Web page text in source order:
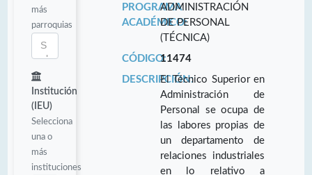
más
parroquias
Institución
(IEU)
Selecciona
una o
más
instituciones
PROGRAMA
ACADÉMICO:
ADMINISTRACIÓN
DE PERSONAL
(TÉCNICA)
CÓDIGO:11474
DESCRIPCIÓN:El Técnico Superior en
Administración de
Personal se ocupa de
las labores propias de
un departamento de
relaciones industriales
en lo relativo a